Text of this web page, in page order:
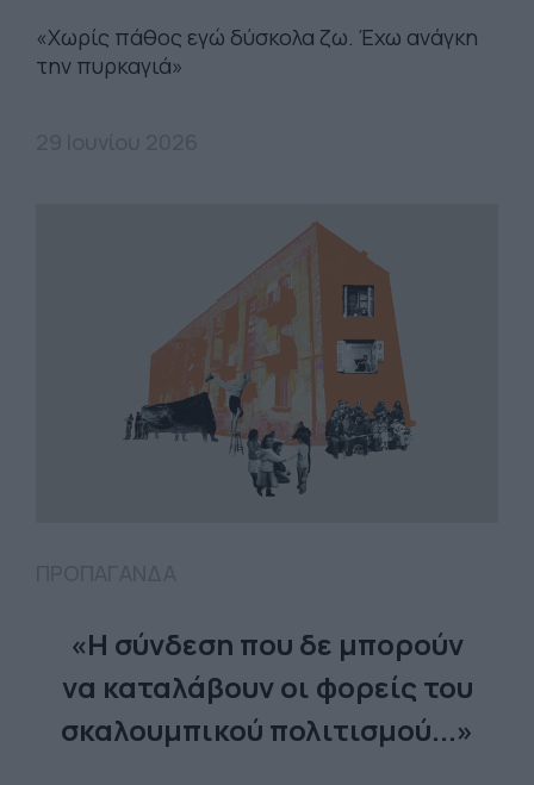
«Χωρίς πάθος εγώ δύσκολα ζω. Έχω ανάγκη
την πυρκαγιά»
«Η σύνδεση που δε μπορούν
να καταλάβουν οι φορείς του
σκαλουμπικού πολιτισμού...»